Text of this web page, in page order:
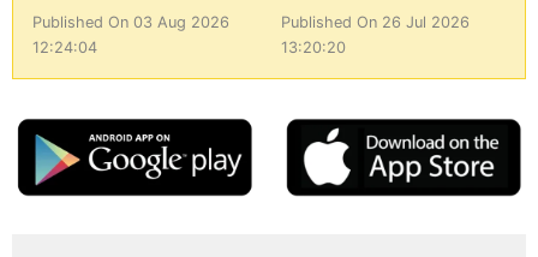
Published On 03 Aug 2026
12:24:04
Published On 26 Jul 2026
13:20:20